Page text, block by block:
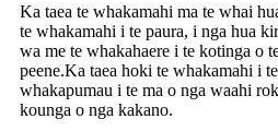
Ka taea te whakamahi ma te whai
te whakamahi i te paura, i nga hua
wa me te whakahaere i te kotinga o
peene.Ka taea hoki te whakamahi i
whakapumau i te ma o nga waahi
kounga o nga kakano.